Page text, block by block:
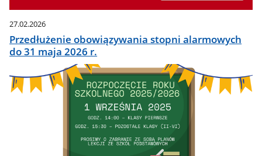
27.02.2026
Przedłużenie obowiązywania stopni alarmowych
do 31 maja 2026 r.